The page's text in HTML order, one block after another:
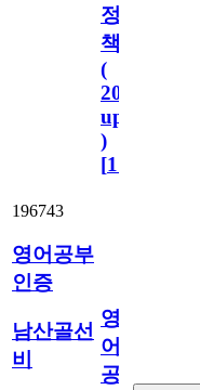
정
책
(
2023.11.1
update
)
[110
196743
영어공부
인증
남산골선
비
영
어
공